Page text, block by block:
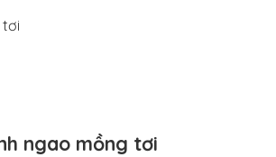
tơi
ngao mồng tơi